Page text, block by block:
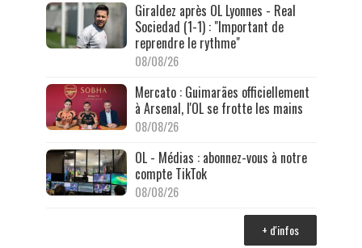
Giraldez après OL Lyonnes - Real
Sociedad (1-1) : "Important de
reprendre le rythme"
08/08/26
Mercato : Guimarães officiellement
à Arsenal, l'OL se frotte les mains
08/08/26
OL - Médias : abonnez-vous à notre
compte TikTok
08/08/26
+ d'infos